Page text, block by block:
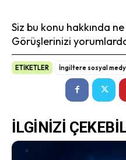
Siz bu konu hakkında
Görüşlerinizi
ETİKETLER İngiltere sosyal